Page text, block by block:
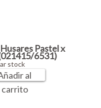
Pastel x
6531)
stock
al
carrito